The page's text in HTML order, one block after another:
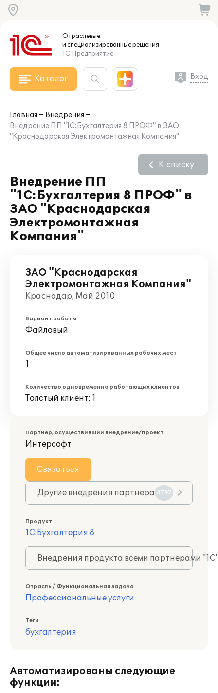
Отраслевые
и специализированныерешения
1С:Предприятие
Каталог Вход
Главная
Внедрения
Внедрение ПП "1С:Бухгалтерия 8 ПРОФ" в ЗАО
"Краснодарская Электромонтажная Компания"
Внедрение ПП
"1С:Бухгалтерия 8 ПРОФ" в
ЗАО "Краснодарская
Электромонтажная
Компания"
К списку
ЗАО "Краснодарская
Электромонтажная Компания"
Краснодар, Май 2010
Вариант работы
Файловый
Общее число автоматизированных рабочих мест
1
Количество одновременно работающих клиентов
Толстый клиент: 1
Партнер, осуществивший внедрение/проект
Интерсофт
Связаться
Другие внедрения партнера 4797
Продукт
1С:Бухгалтерия 8
Внедрения продукта всеми партнерами
Отрасль / Функциональная задача
Профессиональные услуги
Теги
бухгалтерия
Автоматизированы следующие
функции: